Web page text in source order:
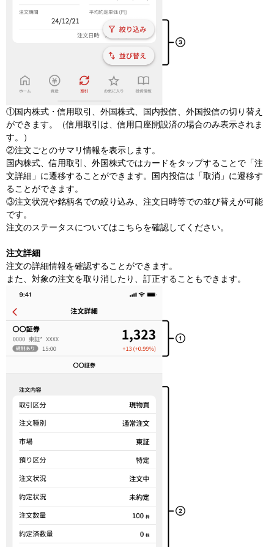
①国内株式・信用取引、​外国株式、​国内投信、​外国投信の​切り​替え
が​できます。​（信用取引は、​信用口座開設済の​場合のみ​表示されま
す。​）
②注文ごとのサマリ情報を表示します。
国内株式、​信用取引、​外国株式では​カードを​タップする​ことで「​注
文​詳細」に遷移することができます。​国内投信は​「取消」に​遷移す
る​ことができます。​
③注文状況や銘柄名での絞り込み、注文日時等での並び替えが可能
です。
注文のステータスについてはこちらを確認してください。
注文詳細
注文の詳細情報を確認することができます。
また、対象の注文を取り消したり、訂正することもできます。